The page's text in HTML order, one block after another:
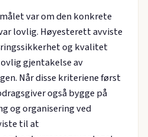
var om den konkrete
lovlig. Høyesterett avviste
og kvalitet
gjentakelse av
Når disse kriteriene først
også bygge på
og organisering ved
til at